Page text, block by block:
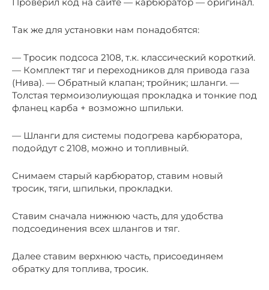
Так же для установки нам понадобятся:
— Тросик подсоса 2108, т.к. классический короткий.
— Комплект тяг и переходников для привода газа
(Нива). — Обратный клапан; тройник; шланги. —
Толстая термоизолиующая прокладка и тонкие под
фланец карба + возможно шпильки.
— Шланги для системы подогрева карбюратора,
подойдут с 2108, можно и топливный.
Снимаем старый карбюратор, ставим новый
тросик, тяги, шпильки, прокладки.
Ставим сначала нижнюю часть, для удобства
подсоединения всех шлангов и тяг.
Далее ставим верхнюю часть, присоединяем
обратку для топлива, тросик.